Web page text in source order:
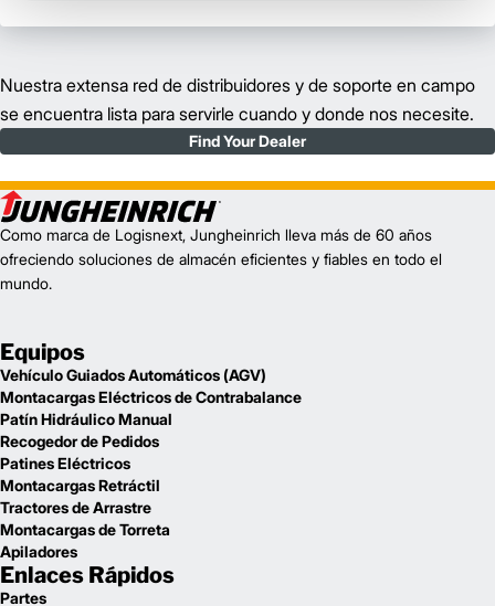
Nuestra extensa red de distribuidores y de soporte en campo
se encuentra lista para servirle cuando y donde nos necesite.
Find Your Dealer
Como marca de Logisnext, Jungheinrich lleva más de 60 años
ofreciendo soluciones de almacén eficientes y fiables en todo el
mundo.
Equipos
Vehículo Guiados Automáticos (AGV)
Montacargas Eléctricos de Contrabalance
Patín Hidráulico Manual
Recogedor de Pedidos
Patines Eléctricos
Montacargas Retráctil
Tractores de Arrastre
Montacargas de Torreta
Apiladores
Enlaces Rápidos
Partes